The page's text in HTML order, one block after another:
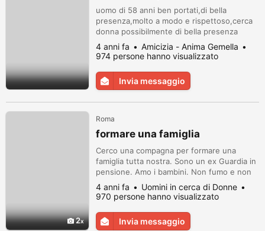
uomo di 58 anni ben portati,di bella
presenza,molto a modo e rispettoso,cerca
donna possibilmente di bella presenza
gentile e affettuosa per relazione
stabile,sono benestante
4 anni fa
Amicizia - Anima Gemella
974 persone hanno visualizzato
Invia messaggio
2
Roma
formare una famiglia
Cerco una compagna per formare una
famiglia tutta nostra. Sono un ex Guardia in
pensione. Amo i bambini. Non fumo e non
bevo.
4 anni fa
Uomini in cerca di Donne
970 persone hanno visualizzato
Invia messaggio